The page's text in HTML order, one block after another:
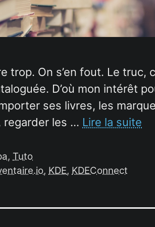
trop. On s’en fout. Le truc,
D’où mon intérêt
ses livres, les
regarder les … Lire la suite
, Tuto
, KDE, KDEConnect